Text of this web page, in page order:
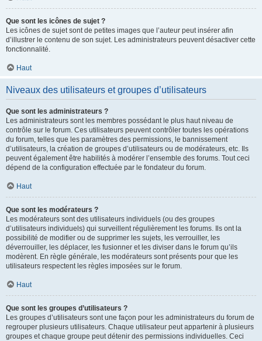
Que sont les icônes de sujet ?
Les icônes de sujet sont de petites images que l’auteur peut insérer afin
d’illustrer le contenu de son sujet. Les administrateurs peuvent désactiver cette
fonctionnalité.
Haut
Niveaux des utilisateurs et groupes d’utilisateurs
Que sont les administrateurs ?
Les administrateurs sont les membres possédant le plus haut niveau de
contrôle sur le forum. Ces utilisateurs peuvent contrôler toutes les opérations
du forum, telles que les paramètres des permissions, le bannissement
d’utilisateurs, la création de groupes d’utilisateurs ou de modérateurs, etc. Ils
peuvent également être habilités à modérer l’ensemble des forums. Tout ceci
dépend de la configuration effectuée par le fondateur du forum.
Haut
Que sont les modérateurs ?
Les modérateurs sont des utilisateurs individuels (ou des groupes
d’utilisateurs individuels) qui surveillent régulièrement les forums. Ils ont la
possibilité de modifier ou de supprimer les sujets, les verrouiller, les
déverrouiller, les déplacer, les fusionner et les diviser dans le forum qu’ils
modèrent. En règle générale, les modérateurs sont présents pour que les
utilisateurs respectent les règles imposées sur le forum.
Haut
Que sont les groupes d’utilisateurs ?
Les groupes d’utilisateurs sont une façon pour les administrateurs du forum de
regrouper plusieurs utilisateurs. Chaque utilisateur peut appartenir à plusieurs
groupes et chaque groupe peut détenir des permissions individuelles. Ceci